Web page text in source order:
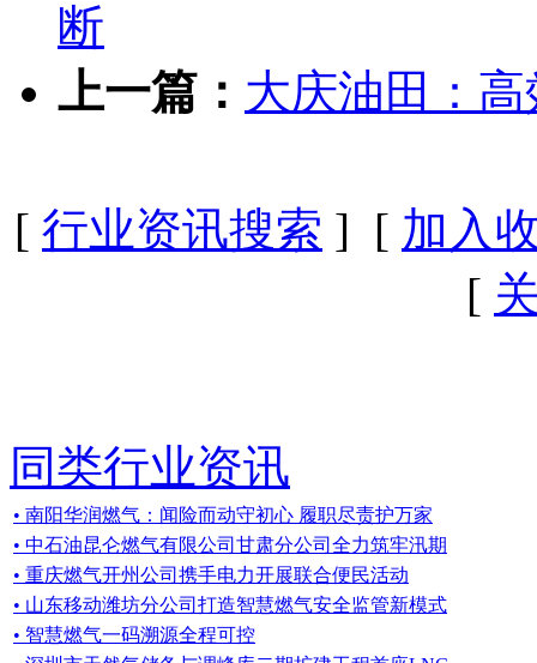
断
上一篇： 大庆油田：
[ 行业资讯搜索 ] [ 加入
[
同类行业资讯
• 南阳华润燃气：闻险而动守初心 履职尽责护万家
• 中石油昆仑燃气有限公司甘肃分公司全力筑牢汛期
• 重庆燃气开州公司携手电力开展联合便民活动
• 山东移动潍坊分公司打造智慧燃气安全监管新模式
• 智慧燃气一码溯源全程可控